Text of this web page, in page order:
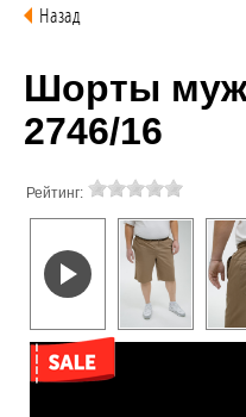
Назад
Шорты
2746/16
Рейтинг: